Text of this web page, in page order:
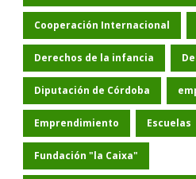
Cooperación Internacional
Derechos de la infancia
Diputación de Córdoba
Emprendimiento Escuelas
Fundación "la Caixa"